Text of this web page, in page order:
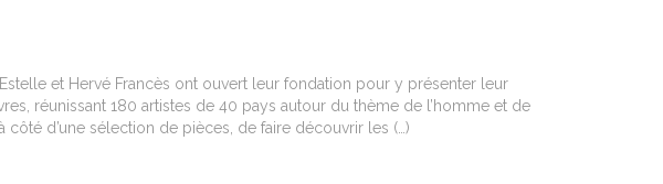
et Hervé Francès ont ouvert leur fondation pour y présenter leur
réunissant 180 artistes de 40 pays autour du thème de l’homme et de
côté d’une sélection de pièces, de faire découvrir les (…)